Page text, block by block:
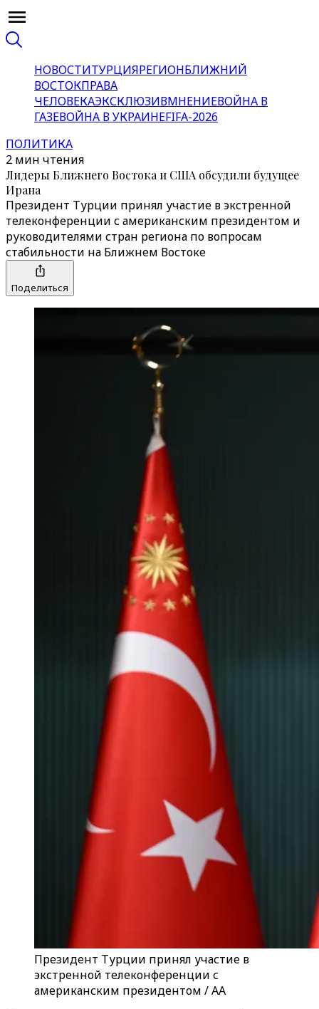
НОВОСТИТУРЦИЯРЕГИОНБЛИЖНИЙ
ВОСТОКПРАВА
ЧЕЛОВЕКАЭКСКЛЮЗИВМНЕНИЕВОЙНА В
ГАЗЕВОЙНА В УКРАИНЕFIFA-2026
ПОЛИТИКА
2 мин чтения
Лидеры Ближнего Востока и США обсудили будущее
Ирана
Президент Турции принял участие в экстренной
телеконференции с американским президентом и
руководителями стран региона по вопросам
стабильности на Ближнем Востоке
Поделиться
Президент Турции принял участие в
экстренной телеконференции с
американским президентом / AA